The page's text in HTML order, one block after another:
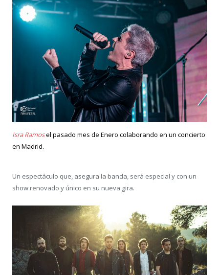
Isra Ramosel pasado mes de Enero colaborando en un concierto
en Madrid.
Un espectáculo que, asegura la banda, será especial y con un
show renovado y único en su nueva gira.